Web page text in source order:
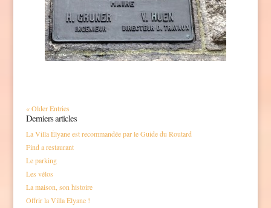
« Older Entries
Derniers articles
La Villa Élyane est recommandée par le Guide du Routard
Find a restaurant
Le parking
Les vélos
La maison, son histoire
Offrir la Villa Elyane !